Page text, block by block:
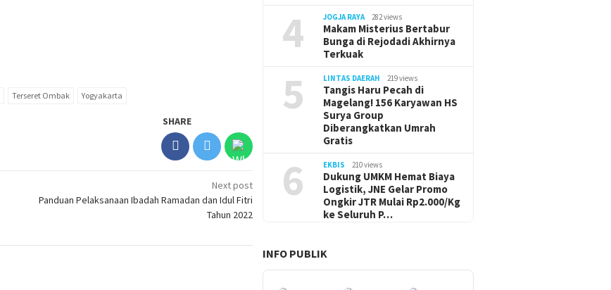
Terseret Ombak Yogyakarta
SHARE
Next post
Panduan Pelaksanaan Ibadah Ramadan dan Idul Fitri
Tahun 2022
4 JOGJA RAYA 282 views
Makam Misterius Bertabur
Bunga di Rejodadi Akhirnya
Terkuak
5 LINTAS DAERAH 219 views
Tangis Haru Pecah di
Magelang! 156 Karyawan HS
Surya Group
Diberangkatkan Umrah
Gratis
6 EKBIS 210 views
Dukung UMKM Hemat Biaya
Logistik, JNE Gelar Promo
Ongkir JTR Mulai Rp2.000/Kg
ke Seluruh P…
INFO PUBLIK